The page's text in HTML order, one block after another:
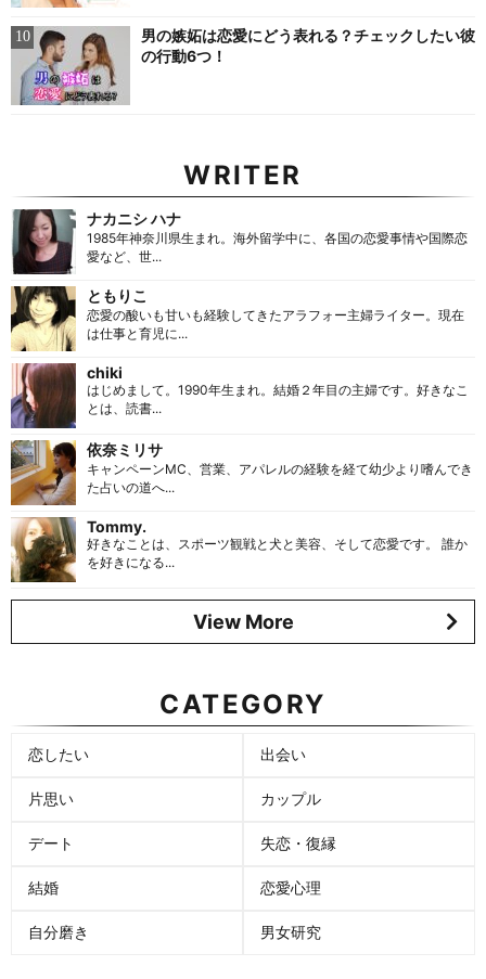
男の嫉妬は恋愛にどう表れる？チェックしたい彼
の行動6つ！
WRITER
ナカニシ ハナ
1985年神奈川県生まれ。海外留学中に、各国の恋愛事情や国際恋
愛など、世...
ともりこ
恋愛の酸いも甘いも経験してきたアラフォー主婦ライター。現在
は仕事と育児に...
chiki
はじめまして。1990年生まれ。結婚２年目の主婦です。好きなこ
とは、読書...
依奈ミリサ
キャンペーンMC、営業、アパレルの経験を経て幼少より嗜んでき
た占いの道へ...
Tommy.
好きなことは、スポーツ観戦と犬と美容、そして恋愛です。 誰か
を好きになる...
View More
CATEGORY
恋したい 出会い
片思い カップル
デート 失恋・復縁
結婚 恋愛心理
自分磨き 男女研究